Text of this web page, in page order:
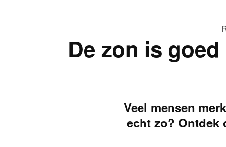
De zon is
Veel mensen
echt zo? Ontdek